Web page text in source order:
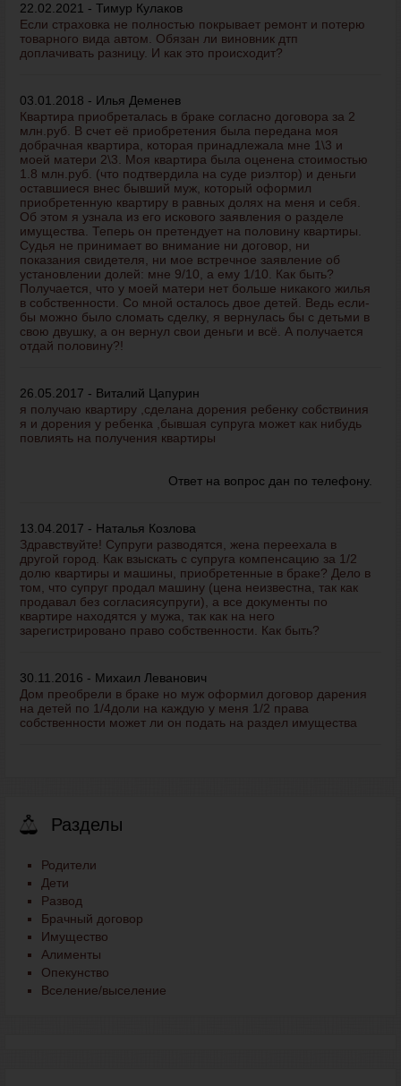
22.02.2021 - Тимур Кулаков
Если страховка не полностью покрывает ремонт и потерю
товарного вида автом. Обязан ли виновник дтп
доплачивать разницу. И как это происходит?
03.01.2018 - Илья Деменев
Квартира приобреталась в браке согласно договора за 2
млн.руб. В счет её приобретения была передана моя
добрачная квартира, которая принадлежала мне 1\3 и
моей матери 2\3. Моя квартира была оценена стоимостью
1.8 млн.руб. (что подтвердила на суде риэлтор) и деньги
оставшиеся внес бывший муж, который оформил
приобретенную квартиру в равных долях на меня и себя.
Об этом я узнала из его искового заявления о разделе
имущества. Теперь он претендует на половину квартиры.
Судья не принимает во внимание ни договор, ни
показания свидетеля, ни мое встречное заявление об
установлении долей: мне 9/10, а ему 1/10. Как быть?
Получается, что у моей матери нет больше никакого жилья
в собственности. Со мной осталось двое детей. Ведь если-
бы можно было сломать сделку, я вернулась бы с детьми в
свою двушку, а он вернул свои деньги и всё. А получается
отдай половину?!
26.05.2017 - Виталий Цапурин
я получаю квартиру ,сделана дорения ребенку собствиния
я и дорения у ребенка ,бывшая супруга может как нибудь
повлиять на получения квартиры
Ответ на вопрос дан по телефону.
13.04.2017 - Наталья Козлова
Здравствуйте! Супруги разводятся, жена переехала в
другой город. Как взыскать с супруга компенсацию за 1/2
долю квартиры и машины, приобретенные в браке? Дело в
том, что супруг продал машину (цена неизвестна, так как
продавал без согласиясупруги), а все документы по
квартире находятся у мужа, так как на него
зарегистрировано право собственности. Как быть?
30.11.2016 - Михаил Леванович
Дом преобрели в браке но муж оформил договор дарения
на детей по 1/4доли на каждую у меня 1/2 права
собственности может ли он подать на раздел имущества
Разделы
Родители
Дети
Развод
Брачный договор
Имущество
Алименты
Опекунство
Вселение/выселение